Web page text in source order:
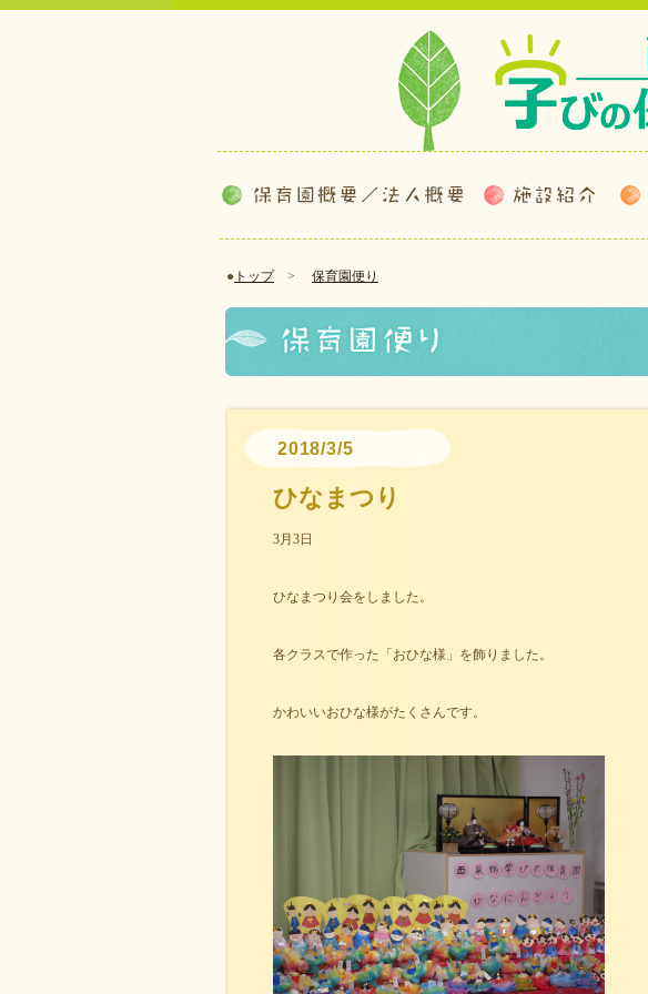
● トップ> 保育園便り
2018/3/5
ひなまつり
3月3日
ひなまつり会をしました。
各クラスで作った「おひな様」を飾りました。
かわいいおひな様がたくさんです。